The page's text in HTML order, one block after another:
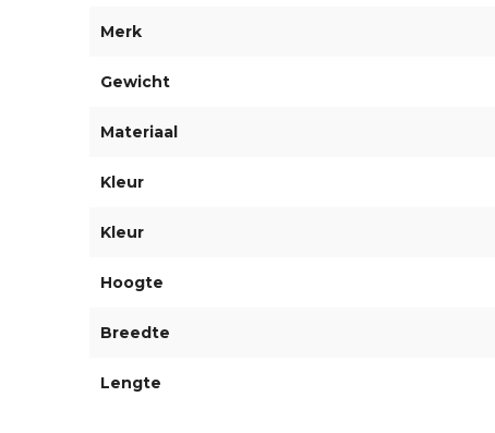
Merk
Gewicht
Materiaal
Kleur
Kleur
Hoogte
Breedte
Lengte